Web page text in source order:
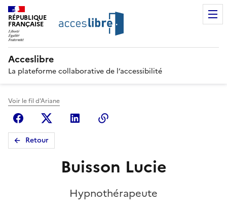
RÉPUBLIQUE
FRANÇAISE
Acceslibre
La plateforme collaborative de l’accessibilité
Voir le fil d'Ariane
FacebookX (anciennement Twitter)
Linkedin
Retour
Buisson Lucie
Hypnothérapeute